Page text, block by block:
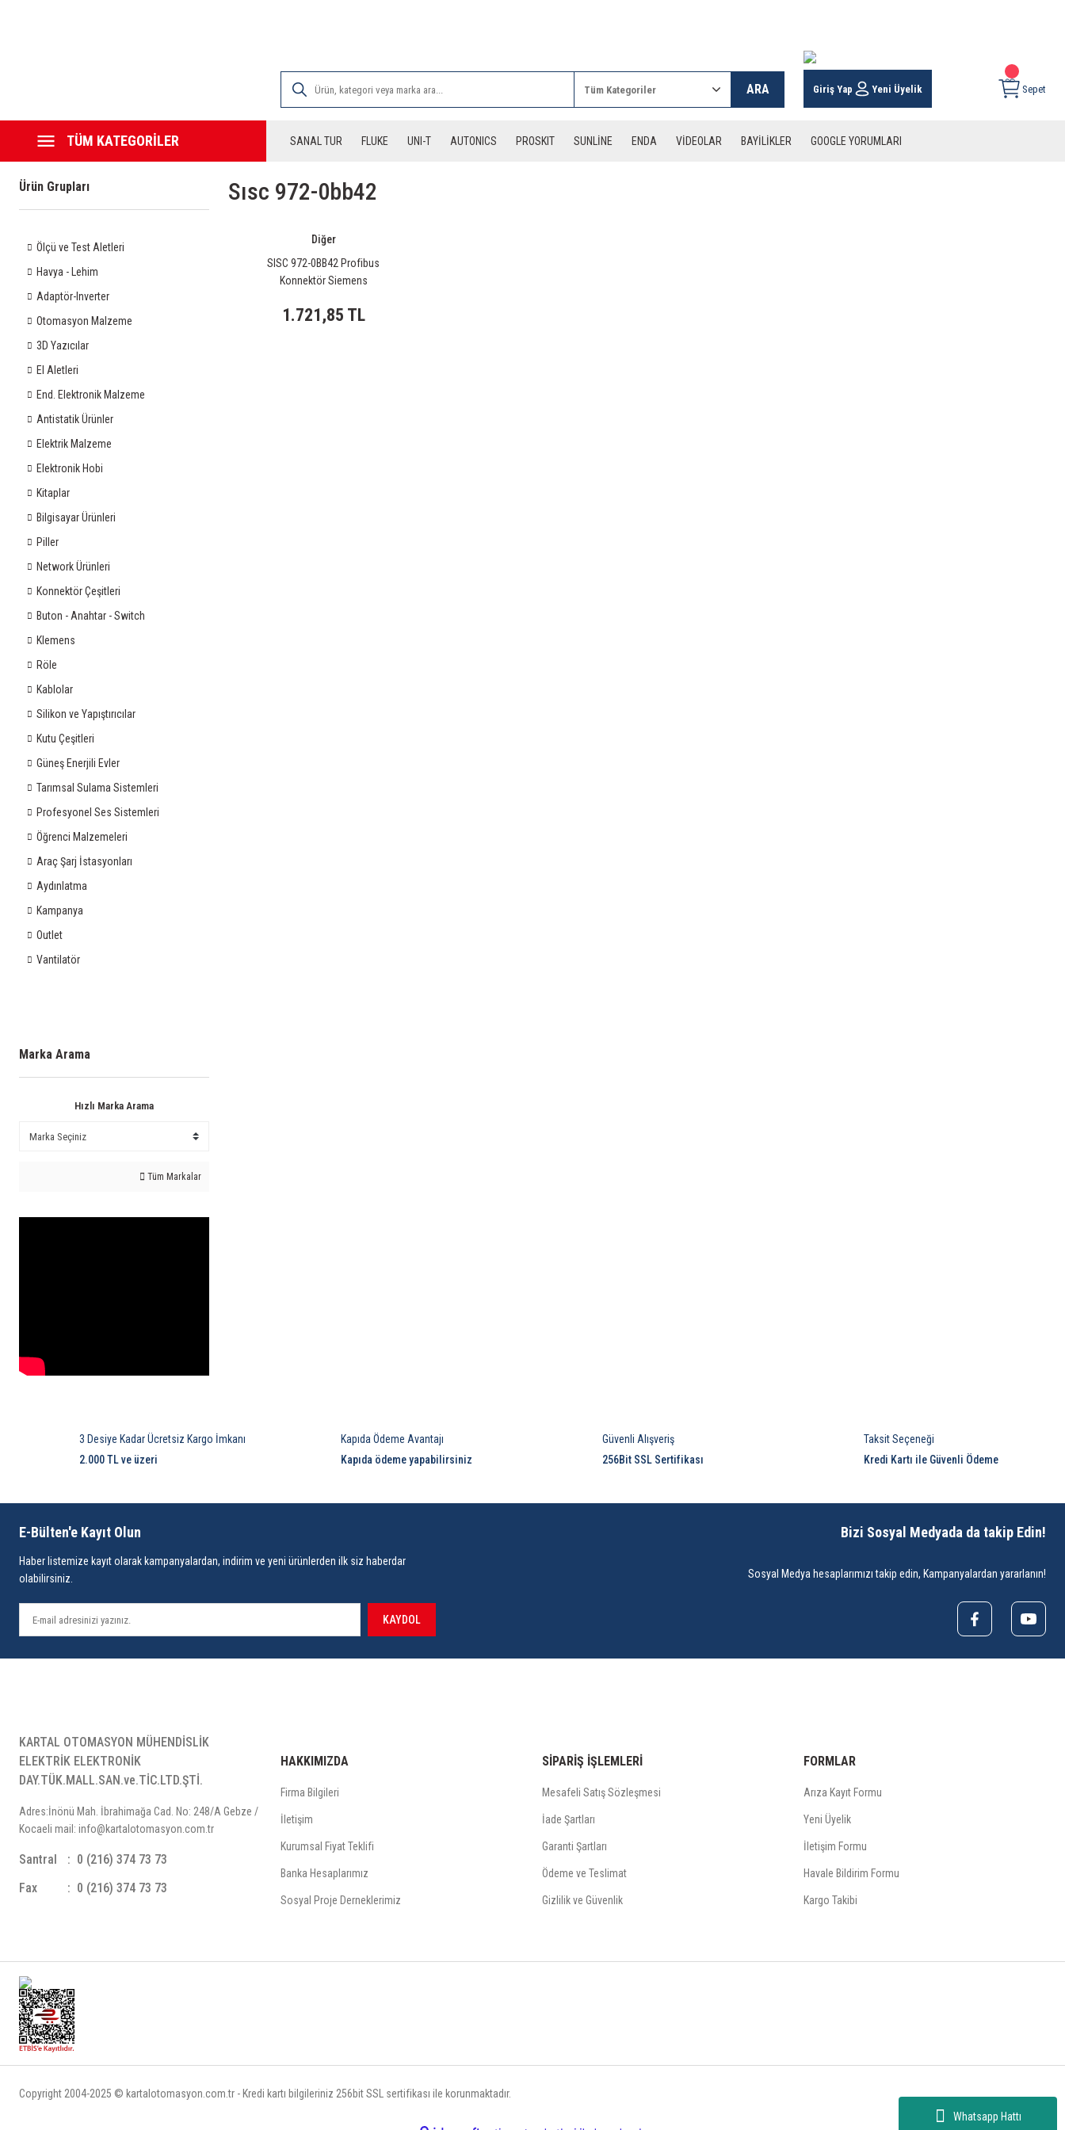
Whatsapp Hattı
ARA Giriş Yap Yeni Üyelik Sepet
TÜM KATEGORİLER SANAL TUR FLUKE UNI-T AUTONICS PROSKIT SUNLİNE ENDA VİDEOLAR BAYİLİKLER GOOGLE YORUMLARI
Ürün Grupları
Ölçü ve Test Aletleri
Havya - Lehim
Adaptör-Inverter
Otomasyon Malzeme
3D Yazıcılar
El Aletleri
End. Elektronik Malzeme
Antistatik Ürünler
Elektrik Malzeme
Elektronik Hobi
Kitaplar
Bilgisayar Ürünleri
Piller
Network Ürünleri
Konnektör Çeşitleri
Buton - Anahtar - Switch
Klemens
Röle
Kablolar
Silikon ve Yapıştırıcılar
Kutu Çeşitleri
Güneş Enerjili Evler
Tarımsal Sulama Sistemleri
Profesyonel Ses Sistemleri
Öğrenci Malzemeleri
Araç Şarj İstasyonları
Aydınlatma
Kampanya
Outlet
Vantilatör
Marka Arama
Hızlı Marka Arama
Tüm Markalar
Sısc 972-0bb42
Diğer
SISC 972-0BB42 Profibus
Konnektör Siemens
1.721,85 TL
3 Desiye Kadar Ücretsiz Kargo İmkanı
2.000 TL ve üzeri
Kapıda Ödeme Avantajı
Kapıda ödeme yapabilirsiniz
Güvenli Alışveriş
256Bit SSL Sertifikası
Taksit Seçeneği
Kredi Kartı ile Güvenli Ödeme
E-Bülten'e Kayıt Olun
Haber listemize kayıt olarak kampanyalardan, indirim ve yeni ürünlerden ilk siz haberdar
olabilirsiniz.
KAYDOL
Bizi Sosyal Medyada da takip Edin!
Sosyal Medya hesaplarımızı takip edin, Kampanyalardan yararlanın!
KARTAL OTOMASYON MÜHENDİSLİK
ELEKTRİK ELEKTRONİK
DAY.TÜK.MALL.SAN.ve.TİC.LTD.ŞTİ.
Adres:İnönü Mah. İbrahimağa Cad. No: 248/A Gebze /
Kocaeli mail: info@kartalotomasyon.com.tr
Santral
0 (216) 374 73 73
Fax
0 (216) 374 73 73
HAKKIMIZDA
Firma Bilgileri
İletişim
Kurumsal Fiyat Teklifi
Banka Hesaplarımız
Sosyal Proje Derneklerimiz
SİPARİŞ İŞLEMLERİ
Mesafeli Satış Sözleşmesi
İade Şartları
Garanti Şartları
Ödeme ve Teslimat
Gizlilik ve Güvenlik
FORMLAR
Arıza Kayıt Formu
Yeni Üyelik
İletişim Formu
Havale Bildirim Formu
Kargo Takibi
Copyright 2004-2025 © kartalotomasyon.com.tr - Kredi kartı bilgileriniz 256bit SSL sertifikası ile korunmaktadır.